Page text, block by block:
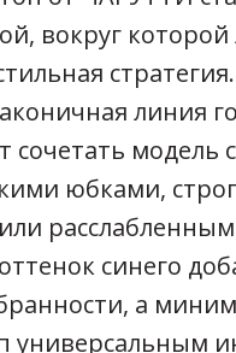
вокруг которой
линия
сочетать модель с
юбками,
синего
а
универсальным